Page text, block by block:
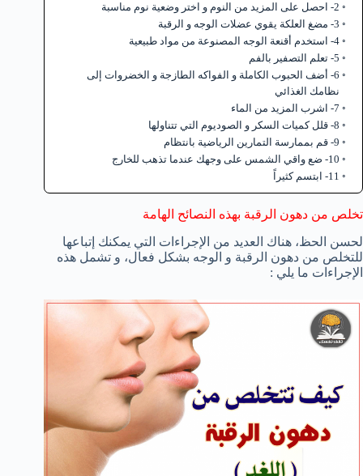
2- احصل على المزيد من النوم و اختر وضعية نوم مناسبة
3- مضغ العلكة يقوي عضلات الوجه و الرقبة
4- استخدم أقنعة الوجه المصنوعة من مواد طبيعية
5- تعلم التصفير بالفم
6- أضف الحبوب الكاملة و الفواكه الطازجة و الخضروات إلى
نظامك الغذائي
7- اشرب المزيد من الماء
8- قلل كميات السكر و الصوديوم التي تتناولها
9- قم بممارسة التمارين الرياضية بانتظام
10- ضع واقي الشمس على وجهك عندما تذهب للخارج
11- ابتسم كثيراً
تخلص من دهون الرقبة بهذه النصائح الهامة
لحسن الحظ، هناك العديد من الإجراءات التي يمكنك إتباعها
للتخلص من دهون الرقبة و الوجه بشكل فعال، و تشمل هذه
الإجراءات ما يلي :